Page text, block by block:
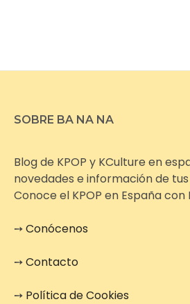
SOBRE BA NA NA
Blog de KPOP y KCulture en
novedades e información de
Conoce el KPOP en España con
➙Conócenos
➙Contacto
➙ Política de Cookies